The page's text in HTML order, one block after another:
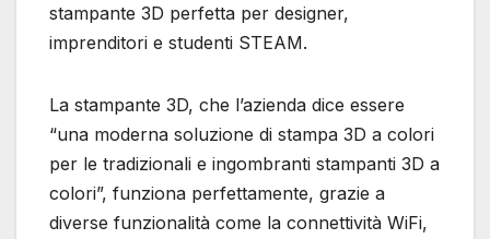
stampante 3D perfetta per designer,
imprenditori e studenti STEAM.
La stampante 3D, che l’azienda dice essere
“una moderna soluzione di stampa 3D a colori
per le tradizionali e ingombranti stampanti 3D a
colori”, funziona perfettamente, grazie a
diverse funzionalità come la connettività WiFi,